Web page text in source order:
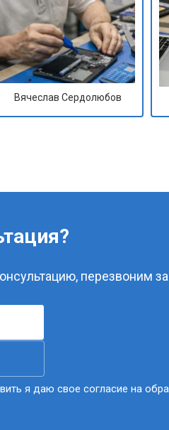
Вячеслав Сердолюбов
перезвоним
я даю свое согласие на